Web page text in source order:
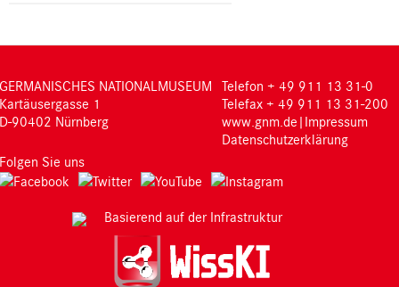
GERMANISCHES NATIONALMUSEUM
Kartäusergasse 1
D-90402 Nürnberg
Telefon + 49 911 13 31-0
Telefax + 49 911 13 31-200
www.gnm.de | Impressum
Datenschutzerklärung
Folgen Sie uns
Basierend auf der Infrastruktur